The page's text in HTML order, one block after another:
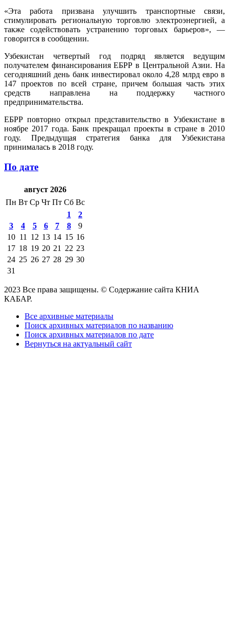
«Эта работа призвана улучшить транспортные связи,
стимулировать региональную торговлю электроэнергией, а
также содействовать устранению торговых барьеров», —
говорится в сообщении.
Узбекистан четвертый год подряд является ведущим
получателем финансирования ЕБРР в Центральной Азии. На
сегодняшний день банк инвестировал около 4,28 млрд евро в
147 проектов по всей стране, причем большая часть этих
средств направлена на поддержку частного
предпринимательства.
ЕБРР повторно открыл представительство в Узбекистане в
ноябре 2017 года. Банк прекращал проекты в стране в 2010
году. Предыдущая стратегия банка для Узбекистана
принималась в 2018 году.
По дате
август 2026
Пн Вт Ср Чт Пт Сб Вс
1
2
3
4 5 6 7 8
9
10 11 12 13 14 15 16
17 18 19 20 21 22 23
24 25 26 27 28 29 30
31
2023 Все права защищены. © Содержание сайта КНИА
КАБАР.
Все архивные материалы
Поиск архивных материалов по названию
Поиск архивных материалов по дате
Вернуться на актуальный сайт